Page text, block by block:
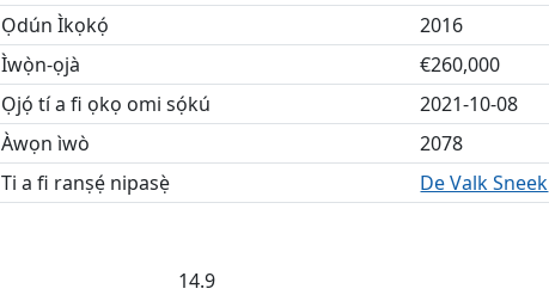
Ọdún Ìkọkọ́
2016
Ìwọ̀n-ọjà
€260,000
Ọjọ́ tí a fi ọkọ omi sọ́kú
2021-10-08
Àwọn ìwò
2078
Ti a fi ranṣẹ́ nipasẹ̀
De Valk Sneek
14.9